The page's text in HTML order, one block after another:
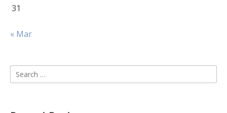
31
« Mar
Search
for: